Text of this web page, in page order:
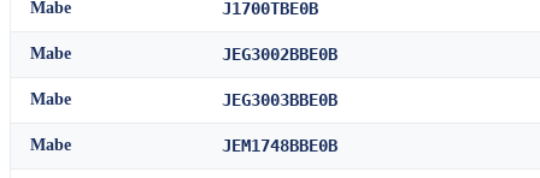
Mabe J1700TBE0B
Mabe JEG3002BBE0B
Mabe JEG3003BBE0B
Mabe JEM1748BBE0B